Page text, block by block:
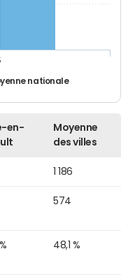
nationale
en-
Moyenne
des villes
1 186
574
48,1 %